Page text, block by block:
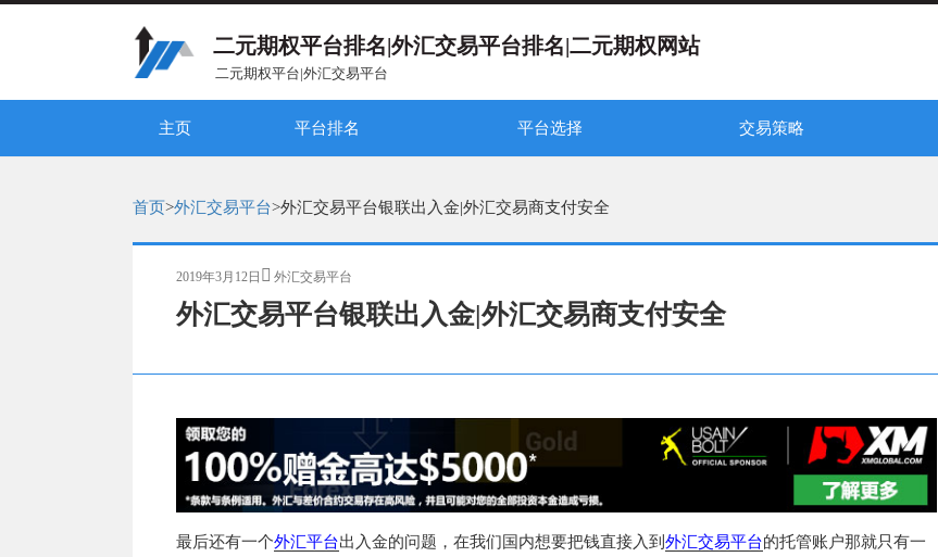
二元期权平台排名|外汇交易平台排名|二元期权网站
二元期权平台|外汇交易平台
主页 平台排名 平台选择 交易策略
首页>外汇交易平台>外汇交易平台银联出入金|外汇交易商支付安全
发
于
2019年3月12日
分
外汇交易平台
外汇交易平台银联出入金|外汇交易商支付安全
最后还有一个外汇平台出入金的问题，在我们国内想要把钱直接入到 外汇交易平台的托管账户那就只有一